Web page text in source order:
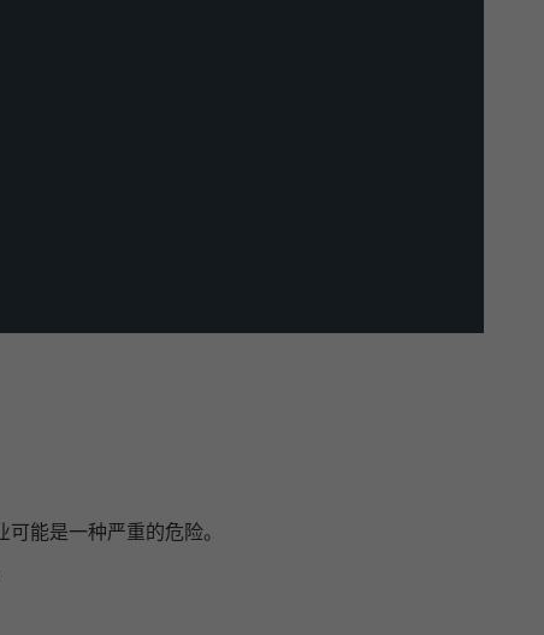
能是一种严重的危险。